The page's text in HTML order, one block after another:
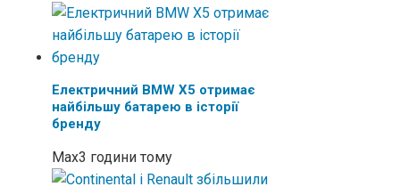
Електричний BMW X5 отримає
найбільшу батарею в історії
бренду
Max3 години тому